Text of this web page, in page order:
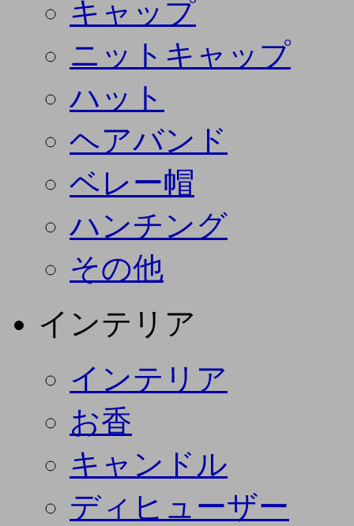
キャップ
ニットキャップ
ハット
ヘアバンド
ベレー帽
ハンチング
その他
インテリア
インテリア
お香
キャンドル
ディヒューザー